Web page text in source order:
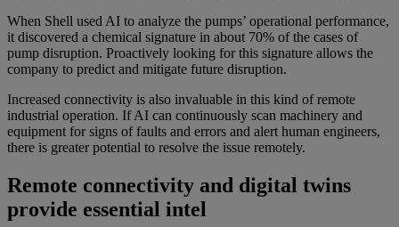
When Shell used AI to analyze the pumps’ operational performance,
it discovered a chemical signature in about 70% of the cases of
pump disruption. Proactively looking for this signature allows the
company to predict and mitigate future disruption.
Increased connectivity is also invaluable in this kind of remote
industrial operation. If AI can continuously scan machinery and
equipment for signs of faults and errors and alert human engineers,
there is greater potential to resolve the issue remotely.
Remote connectivity and digital twins
provide essential intel